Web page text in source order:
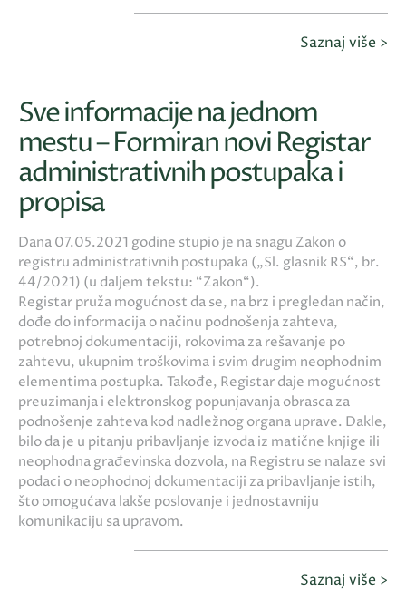
Saznaj više >
Sve informacije na jednom
mestu – Formiran novi Registar
administrativnih postupaka i
propisa
Dana 07.05.2021 godine stupio je na snagu Zakon o
registru administrativnih postupaka („Sl. glasnik RS“, br.
44/2021) (u daljem tekstu: “Zakon“).
Registar pruža mogućnost da se, na brz i pregledan način,
dođe do informacija o načinu podnošenja zahteva,
potrebnoj dokumentaciji, rokovima za rešavanje po
zahtevu, ukupnim troškovima i svim drugim neophodnim
elementima postupka. Takođe, Registar daje mogućnost
preuzimanja i elektronskog popunjavanja obrasca za
podnošenje zahteva kod nadležnog organa uprave. Dakle,
bilo da je u pitanju pribavljanje izvoda iz matične knjige ili
neophodna građevinska dozvola, na Registru se nalaze svi
podaci o neophodnoj dokumentaciji za pribavljanje istih,
što omogućava lakše poslovanje i jednostavniju
komunikaciju sa upravom.
Saznaj više >